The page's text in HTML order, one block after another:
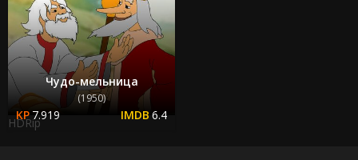
Чудо-мельница
(1950)
7.919 6.4
HDRip